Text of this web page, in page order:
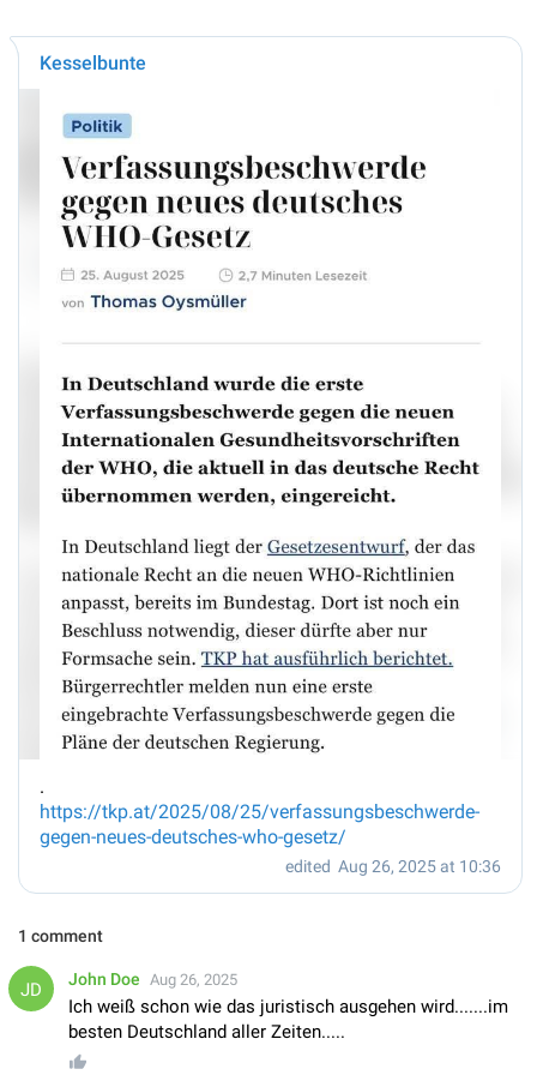
Kesselbunte
.
https://tkp.at/2025/08/25/verfassungsbeschwerde-
gegen-neues-deutsches-who-gesetz/
edited Aug 26, 2025 at 10:36
1 comment
John Doe Aug 26, 2025
Ich weiß schon wie das juristisch ausgehen wird.......im
besten Deutschland aller Zeiten.....